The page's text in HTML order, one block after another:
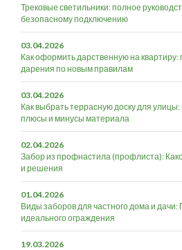
Трековые светильники: полное
безопасному подключению
03.04.2026
Как оформить дарственную на квартиру:
дарения по новым правилам
03.04.2026
Как выбрать террасную доску для
плюсы и минусы материала
02.04.2026
Забор из профнастила (профлиста):
и решения
01.04.2026
Виды заборов для частного дома и
идеального ограждения
19.03.2026